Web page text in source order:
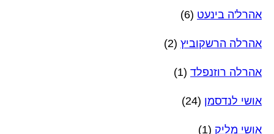
אהרל'ה בינעט (6)
אהרלה הרשקוביץ (2)
אהרלה רוזנפלד (1)
אושי לנדסמן (24)
אושי מליק (1)